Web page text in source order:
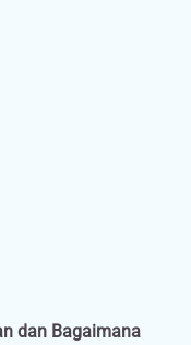
dan Bagaimana